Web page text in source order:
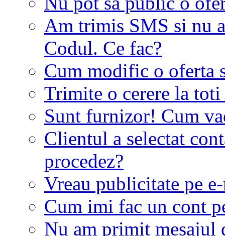
Am trimis SMS si nu
Codul. Ce fac?
Cum modific o oferta
Trimite o cerere la
Sunt furnizor! Cum
Clientul a selectat
procedez?
Vreau publicitate pe
Cum imi fac un cont
Nu am primit mesajul